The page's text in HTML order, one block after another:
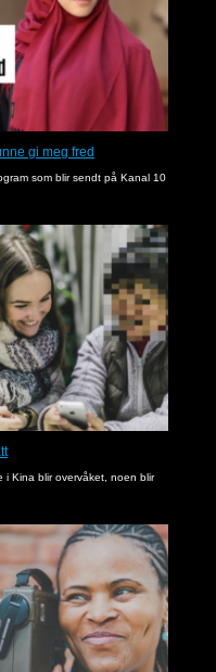
gi meg fred
som blir sendt på Kanal 10
i Kina blir overvåket, noen blir